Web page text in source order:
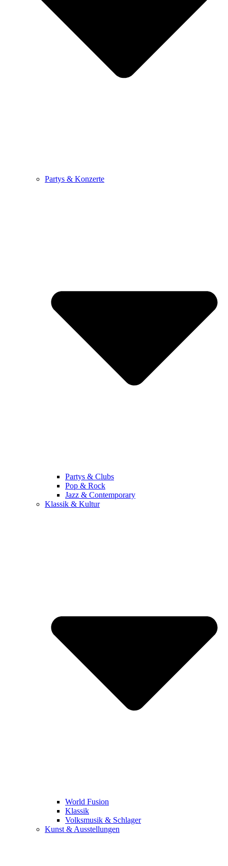
Partys & Konzerte
Partys & Clubs
Pop & Rock
Jazz & Contemporary
Klassik & Kultur
World Fusion
Klassik
Volksmusik & Schlager
Kunst & Ausstellungen